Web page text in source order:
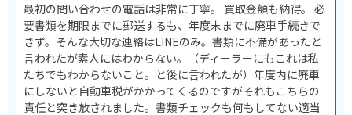
最初の問い合わせの電話は非常に丁寧。 買取金額も納得。 必
要書類を期限までに郵送するも、年度末までに廃車手続きで
きず。そんな大切な連絡はLINEのみ。書類に不備があったと
言われたが素人にはわからない。（ディーラーにもこれは私
たちでもわからないこと。と後に言われたが）年度内に廃車
にしないと自動車税がかかってくるのですがそれもこちらの
責任と突き放されました。書類チェックも何もしてない適当